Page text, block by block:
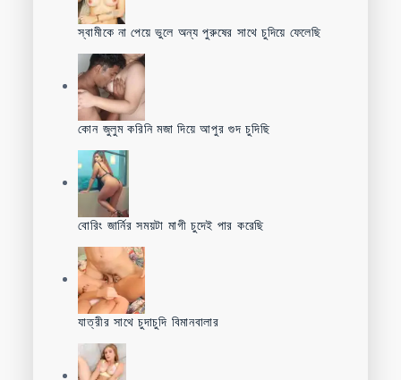
স্বামীকে না পেয়ে ভুলে অন্য পুরুষের সাথে চুদিয়ে ফেলেছি
কোন জুলুম করিনি মজা দিয়ে আপুর গুদ চুদিছি
বোরিং জার্নির সময়টা মাগী চুদেই পার করেছি
যাত্রীর সাথে চুদাচুদি বিমানবালার